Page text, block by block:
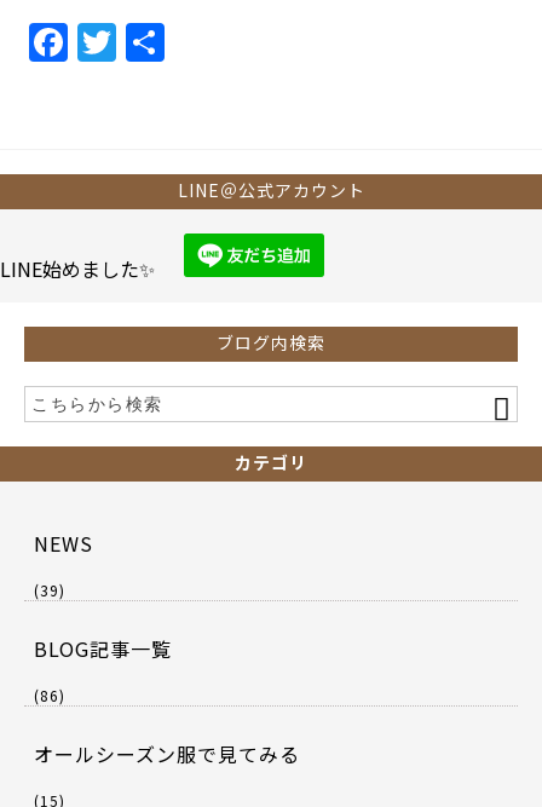
F
a
b
o
k
T
w
LINE＠公式アカウント
LINE始めました✨
ブログ内検索
カテゴリ
NEWS
(39)
BLOG記事一覧
(86)
オールシーズン服で見てみる
(15)